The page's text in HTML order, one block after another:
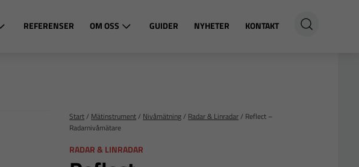
REFERENSER OM OSS GUIDER NYHETER KONTAKT
Start/ Mätinstrument/ Nivåmätning/ Radar & Linradar/ Reflect –
Radarnivåmätare
RADAR & LINRADAR